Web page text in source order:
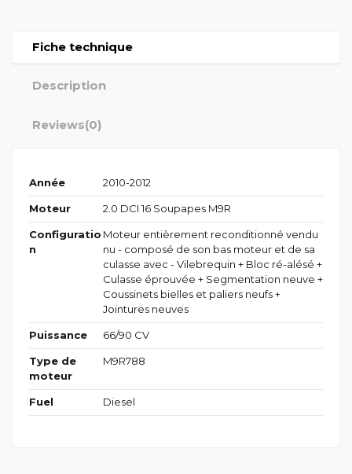
Fiche technique
Description
Reviews(0)
Année 2010-2012
Moteur 2.0 DCI 16 Soupapes M9R
Configuratio
n
Moteur entièrement reconditionné vendu
nu - composé de son bas moteur et de sa
culasse avec - Vilebrequin + Bloc ré-alésé +
Culasse éprouvée + Segmentation neuve +
Coussinets bielles et paliers neufs +
Jointures neuves
Puissance 66/90 CV
Type de
moteur
M9R788
Fuel Diesel